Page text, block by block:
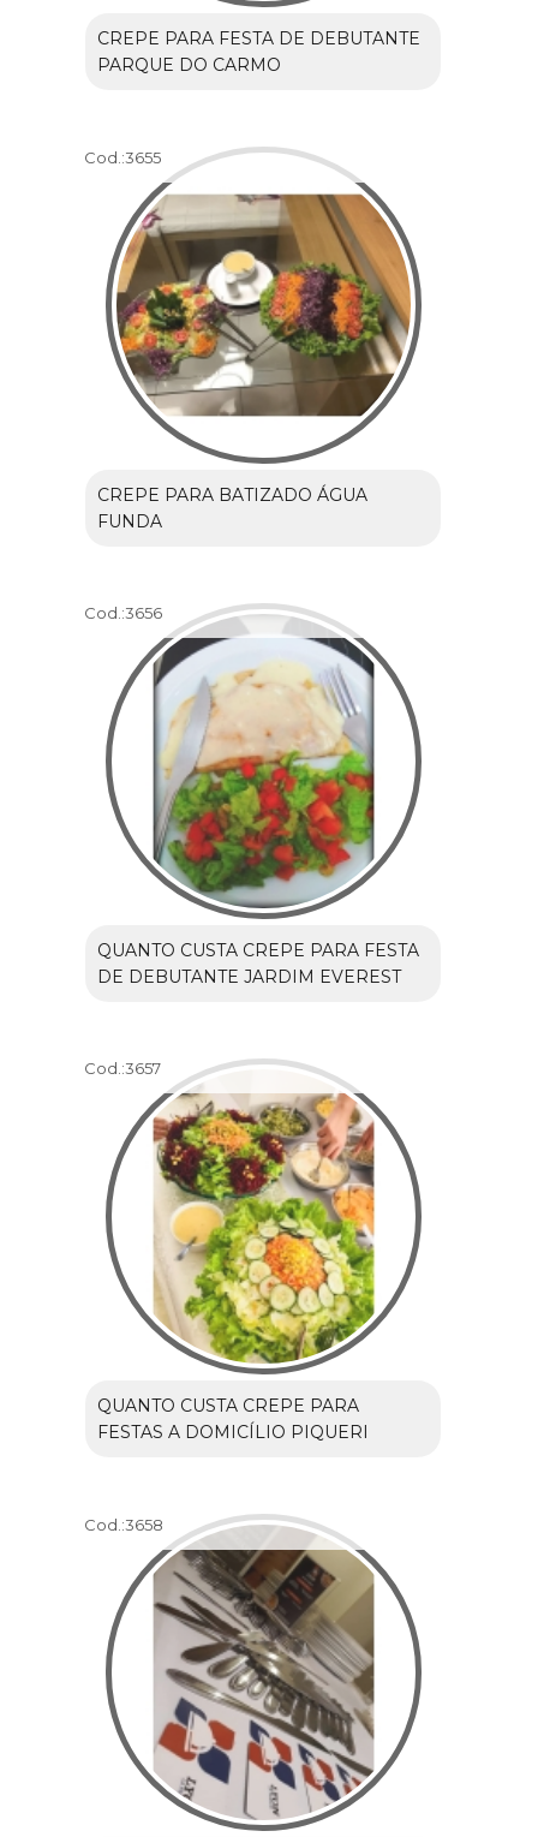
CREPE PARA FESTA DE DEBUTANTE
PARQUE DO CARMO
Cod.:3655
CREPE PARA BATIZADO ÁGUA
FUNDA
Cod.:3656
QUANTO CUSTA CREPE PARA FESTA
DE DEBUTANTE JARDIM EVEREST
Cod.:3657
QUANTO CUSTA CREPE PARA
FESTAS A DOMICÍLIO PIQUERI
Cod.:3658